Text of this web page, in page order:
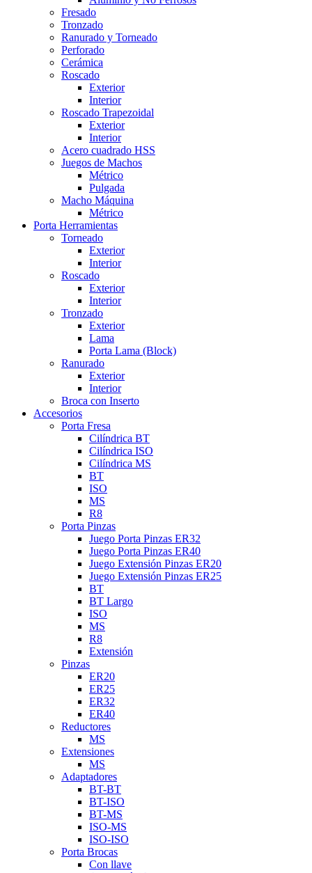
Fresado
Tronzado
Ranurado y Torneado
Perforado
Cerámica
Roscado
Exterior
Interior
Roscado Trapezoidal
Exterior
Interior
Acero cuadrado HSS
Juegos de Machos
Métrico
Pulgada
Macho Máquina
Métrico
Porta Herramientas
Torneado
Exterior
Interior
Roscado
Exterior
Interior
Tronzado
Exterior
Lama
Porta Lama (Block)
Ranurado
Exterior
Interior
Broca con Inserto
Accesorios
Porta Fresa
Cilíndrica BT
Cilíndrica ISO
Cilíndrica MS
BT
ISO
MS
R8
Porta Pinzas
Juego Porta Pinzas ER32
Juego Porta Pinzas ER40
Juego Extensión Pinzas ER20
Juego Extensión Pinzas ER25
BT
BT Largo
ISO
MS
R8
Extensión
Pinzas
ER20
ER25
ER32
ER40
Reductores
MS
Extensiones
MS
Adaptadores
BT-BT
BT-ISO
BT-MS
ISO-MS
ISO-ISO
Porta Brocas
Con llave